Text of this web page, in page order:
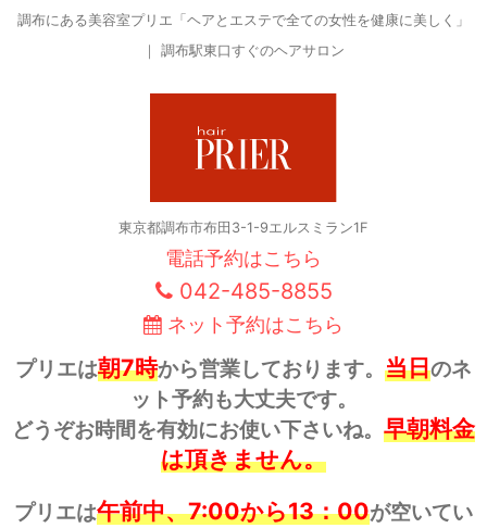
調布にある美容室プリエ「ヘアとエステで全ての女性を健康に美しく」
｜ 調布駅東口すぐのヘアサロン
東京都調布市布田3-1-9エルスミラン1F
電話予約はこちら
042-485-8855
ネット予約はこちら
プリエは朝7時から営業しております。 当日のネ
ット予約も大丈夫です。
どうぞお時間を有効にお使い下さいね。 早朝料金
は頂きません。
プリエは午前中、7:00から13：00が空いてい